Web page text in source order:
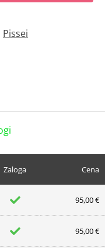
Pissei
Zaloga Cena
95,00 €
95,00 €